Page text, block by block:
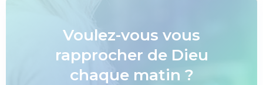
Voulez-vous vous
rapprocher de Dieu
chaque matin ?